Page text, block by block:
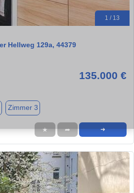
1 / 13
Hellweg 129a, 44379
135.000 €
Zimmer 3
★ ➦ ➜